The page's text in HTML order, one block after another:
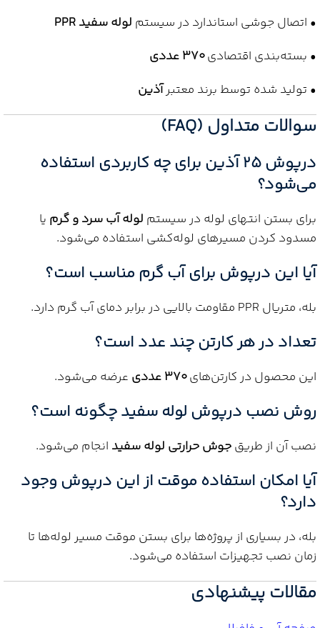
• اتصال جوشی استاندارد در سیستم لوله سفید PPR
• بسته‌بندی اقتصادی370 عددی
• تولید شده توسط برند معتبرآذین
سوالات متداول (FAQ)
درپوش 25 آذین برای چه کاربردی استفاده
می‌شود؟
برای بستن انتهای لوله در سیستم لوله آب سرد و گرم یا
مسدود کردن مسیرهای لوله‌کشی استفاده می‌شود.
آیا این درپوش برای آب گرم مناسب است؟
بله، متریال PPR مقاومت بالایی در برابر دمای آب گرم دارد.
تعداد در هر کارتن چند عدد است؟
این محصول در کارتن‌های370 عددی عرضه می‌شود.
روش نصب درپوش لوله سفید چگونه است؟
نصب آن از طریقجوش حرارتی لوله سفید انجام می‌شود.
آیا امکان استفاده موقت از این درپوش وجود
دارد؟
بله، در بسیاری از پروژه‌ها برای بستن موقت مسیر لوله‌ها تا
زمان نصب تجهیزات استفاده می‌شود.
مقالات پیشنهادی